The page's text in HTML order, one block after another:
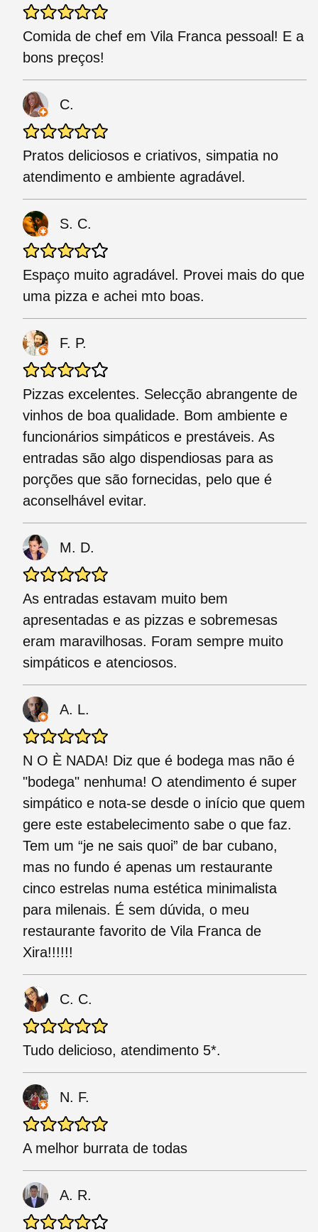
Comida de chef em Vila Franca pessoal! E a
bons preços!
C.
Pratos deliciosos e criativos, simpatia no
atendimento e ambiente agradável.
S. C.
Espaço muito agradável. Provei mais do que
uma pizza e achei mto boas.
F. P.
Pizzas excelentes. Selecção abrangente de
vinhos de boa qualidade. Bom ambiente e
funcionários simpáticos e prestáveis. As
entradas são algo dispendiosas para as
porções que são fornecidas, pelo que é
aconselhável evitar.
M. D.
As entradas estavam muito bem
apresentadas e as pizzas e sobremesas
eram maravilhosas. Foram sempre muito
simpáticos e atenciosos.
A. L.
N O È NADA! Diz que é bodega mas não é
"bodega" nenhuma! O atendimento é super
simpático e nota-se desde o início que quem
gere este estabelecimento sabe o que faz.
Tem um “je ne sais quoi” de bar cubano,
mas no fundo é apenas um restaurante
cinco estrelas numa estética minimalista
para milenais. É sem dúvida, o meu
restaurante favorito de Vila Franca de
Xira!!!!!!
C. C.
Tudo delicioso, atendimento 5*.
N. F.
A melhor burrata de todas
A. R.